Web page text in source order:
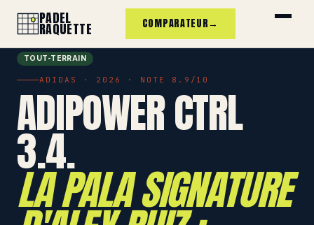
PADEL
RAQUETTE COMPARATEUR→
TOUT-TERRAIN
ADIDAS · 2026 · NOTE 8.9/10
ADIPOWER CTRL
3.4.
LA PALA SIGNATURE